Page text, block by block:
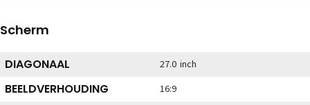
Scherm
DIAGONAAL 27.0 inch
BEELDVERHOUDING 16:9